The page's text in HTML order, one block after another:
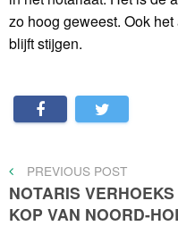
zo hoog geweest. Ook
blijft stijgen.
Bericht
navigatie
PREVIOUS
POST
PREVIOUS POST
NOTARIS
KOP VAN NOORD-